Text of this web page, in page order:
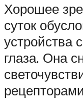
Хорошее
суток
устройства
глаза. Она